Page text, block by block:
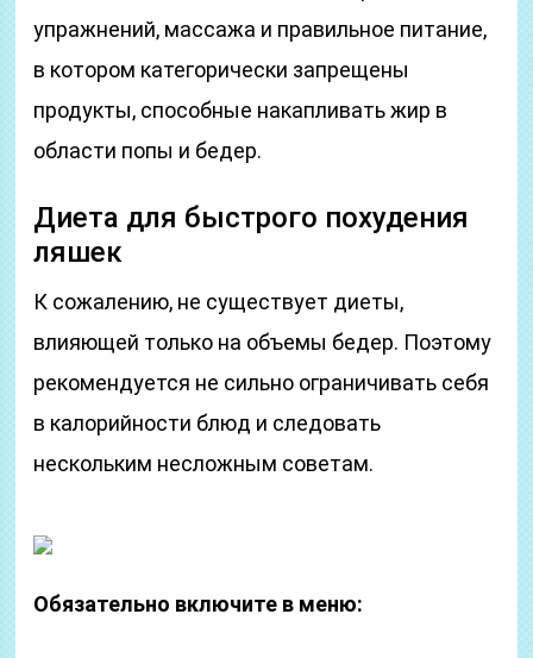
упражнений, массажа и правильное питание,
в котором категорически запрещены
продукты, способные накапливать жир в
области попы и бедер.
Диета для быстрого похудения
ляшек
К сожалению, не существует диеты,
влияющей только на объемы бедер. Поэтому
рекомендуется не сильно ограничивать себя
в калорийности блюд и следовать
нескольким несложным советам.
Обязательно включите в меню: